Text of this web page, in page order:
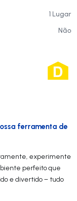
1 Lugar
Não
ferramenta de
experimente
perfeito que
e divertido – tudo